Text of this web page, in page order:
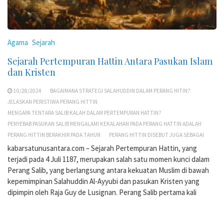
Agama Sejarah
Sejarah Pertempuran Hattin Antara Pasukan Islam
dan Kristen
10/28/2024
BAGAIMANA STRATEGI SALAHUDDIN DALAM PERANG HITIN?
JELASKAN PERISTIWA PERANG HITTIN
MENGAPA TENTARA SALIB KALAH DALAM PERTEMPURAN HATTIN?
PENYEBAB PASUKAN SALIB MENGALAMI KEKALAHAN PADA PERANG HATTIN ADALAH
PERANG HITTIN BERAKHIR PADA TAHUN
PERANG HITTIN DISEBUT JUGA SEBAGAI
kabarsatunusantara.com – Sejarah Pertempuran Hattin, yang
terjadi pada 4 Juli 1187, merupakan salah satu momen kunci dalam
Perang Salib, yang berlangsung antara kekuatan Muslim di bawah
kepemimpinan Salahuddin Al-Ayyubi dan pasukan Kristen yang
dipimpin oleh Raja Guy de Lusignan. Perang Salib pertama kali